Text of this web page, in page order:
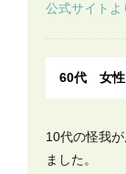
公式サイトよ
60代 女性
10代の怪我
ました。